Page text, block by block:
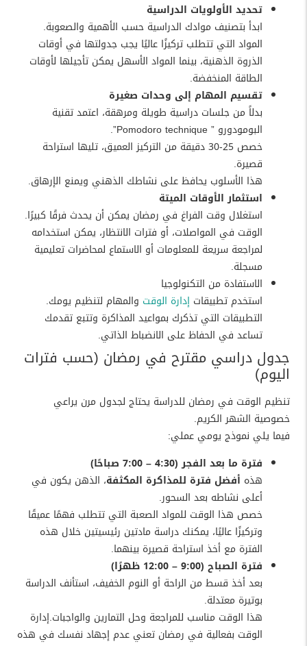
تحديد الأولويات الدراسية
ابدأ بتصنيف موادك الدراسية حسب الأهمية والصعوبة.
المواد التي تتطلب تركيزًا عاليًا يجب جدولتها في أوقات
الذروة الذهنية، بينما المواد الأسهل يمكن تأجيلها لأوقات
الطاقة المنخفضة.
تقسيم المهام إلى وحدات صغيرة
بدلاً من جلسات دراسية طويلة ومرهقة، اعتمد تقنية
البومودورو ” Pomodoro technique”.
خصص 25-30 دقيقة من التركيز العميق، تليها استراحة
قصيرة.
هذا الأسلوب يحافظ على نشاطك الذهني ويمنع الإرهاق.
استثمار الأوقات الميتة
استغلال وقت الفراغ في رمضان يمكن أن يحدث فرقًا كبيرًا.
الوقت في المواصلات، أو فترات الانتظار، يمكن استخدامه
لمراجعة سريعة للمعلومات أو الاستماع لمحاضرات تعليمية
مسجلة.
الاستفادة من التكنولوجيا
استخدم تطبيقات إدارة الوقت والمهام لتنظيم يومك.
التطبيقات التي تذكرك بمواعيد المذاكرة وتتبع تقدمك
تساعد في الحفاظ على الانضباط الذاتي.
جدول دراسي مقترح في رمضان (حسب فترات
اليوم)
تنظيم الوقت في رمضان للدراسة يحتاج لجدول مرن يراعي
خصوصية الشهر الكريم.
فيما يلي نموذج يومي عملي:
فترة ما بعد الفجر (4:30 – 7:00 صباحًا)
هذه أفضل فترة للمذاكرة المكثفة، الذهن يكون في
أعلى نشاطه بعد السحور.
خصص هذا الوقت للمواد الصعبة التي تتطلب فهمًا عميقًا
وتركيزًا عاليًا، يمكنك دراسة مادتين رئيسيتين خلال هذه
الفترة مع أخذ استراحة قصيرة بينهما.
فترة الصباح (9:00 – 12:00 ظهرًا)
بعد أخذ قسط من الراحة أو النوم الخفيف، استأنف الدراسة
بوتيرة معتدلة.
هذا الوقت مناسب للمراجعة وحل التمارين والواجبات.إدارة
الوقت بفعالية في رمضان تعني عدم إجهاد نفسك في هذه